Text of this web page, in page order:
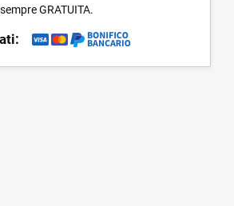
GRATUITA.